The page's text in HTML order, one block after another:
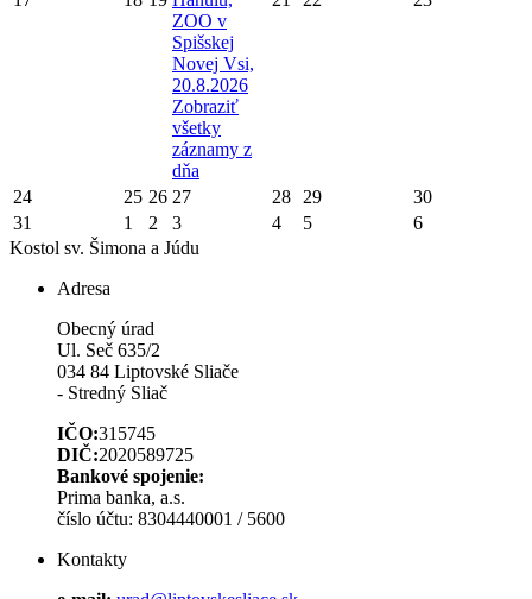
ZOO v
Spišskej
Novej Vsi,
20.8.2026
Zobraziť
všetky
záznamy z
dňa
24 25 26 27 28 29
30
31
1 2 3 4 5
6
Kostol sv. Šimona a Júdu
Adresa
Obecný úrad
Ul. Seč 635/2
034 84 Liptovské Sliače
- Stredný Sliač
IČO:315745
DIČ:2020589725
Bankové spojenie:
Prima banka, a.s.
číslo účtu: 8304440001 / 5600
Kontakty